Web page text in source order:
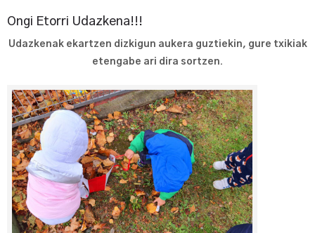
Ongi Etorri Udazkena!!!
Udazkenak ekartzen dizkigun aukera guztiekin, gure txikiak
etengabe ari dira sortzen.